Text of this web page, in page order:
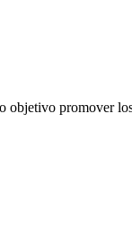
promover